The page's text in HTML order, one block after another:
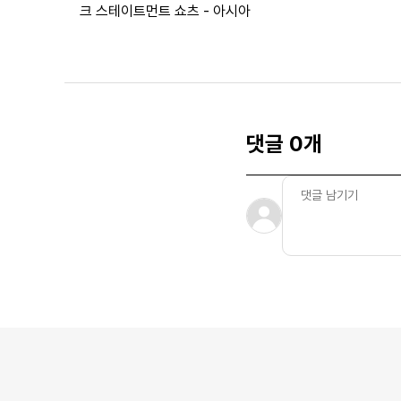
크 스테이트먼트 쇼츠 - 아시아
댓글 0개